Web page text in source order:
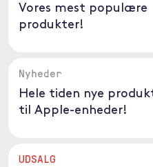
Vores mest populære
produkter!
Nyheder
Hele tiden nye
til Apple-enheder!
UDSALG